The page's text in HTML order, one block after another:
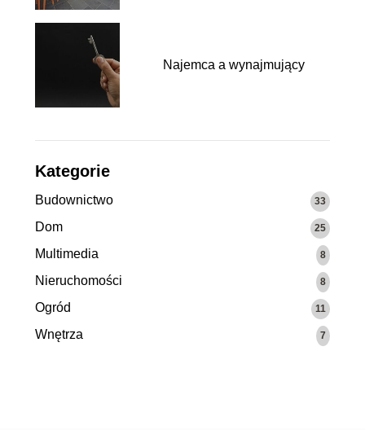
Najemca a wynajmujący
Kategorie
Budownictwo 33
Dom 25
Multimedia 8
Nieruchomości 8
Ogród 11
Wnętrza 7